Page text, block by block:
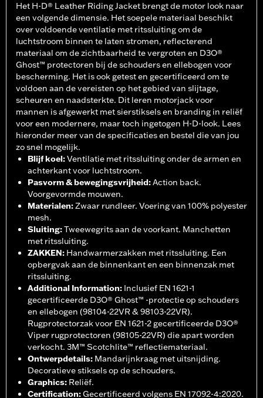
Het H-D® Leather Riding Jacket brengt de motor look naar
een volgende dimensie. Het soepele materiaal beschikt
over voldoende ventilatie met ritssluiting om de
luchtstroom binnen te laten stromen, reflecterend
materiaal om de zichtbaarheid te vergroten en D3O®
Ghost™ protectoren bij de schouders en ellebogen voor
bescherming. Het is ook getest en gecertificeerd om te
voldoen aan de vereisten op het gebied van slijtage,
scheuren en naadsterkte. Dit leren motorjack voor
mannen is afgewerkt met sierstiksels en branding in reliëf
voor een modernere, maar toch ingetogen H-D-look. Lees
hieronder meer van de specificaties en bestel die van jou
zo snel mogelijk.
Blijf koel:Ventilatie met ritssluiting onder de armen en
achterkant voor luchtstroom.
Pasvorm & bewegingsvrijheid:Action back.
Voorgevormde mouwen.
Materialen:Zwaar rundleer. Voering van 100% polyester
mesh.
Sluiting:Tweewegrits aan de voorkant. Manchetten
met ritssluiting.
ZAKKEN: Handwarmerzakken met ritssluiting. Een
opbergvak aan de binnenkant en een binnenzak met
ritssluiting.
Additional Information: Inclusief EN 1621-1
gecertificeerde D3O® Ghost™ -protectie op schouders
en ellebogen (98104-22VR & 98103-22VR).
Rugprotectorzak voor EN 1621-2 gecertificeerde D3O®
Viper rugprotectoren (98105-22VR) die apart worden
verkocht. 3M™ Scotchlite™ reflectiemateriaal.
Ontwerpdetails: Mandarijnkraag met uitsnijding.
Decoratieve stiksels op de schouders.
Graphics: Reliëf.
Certification:Gecertificeerd volgens EN 17092-4:2020.